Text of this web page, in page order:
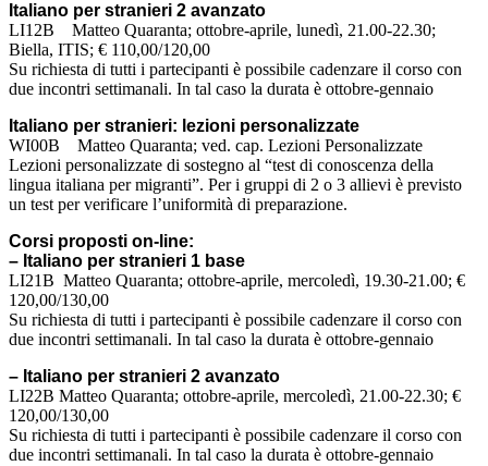
Italiano per stranieri 2 avanzato
LI12B Matteo Quaranta; ottobre-aprile, lunedì, 21.00-22.30;
Biella, ITIS; € 110,00/120,00
Su richiesta di tutti i partecipanti è possibile cadenzare il corso con
due incontri settimanali. In tal caso la durata è ottobre-gennaio
Italiano per stranieri: lezioni personalizzate
WI00B Matteo Quaranta; ved. cap. Lezioni Personalizzate
Lezioni personalizzate di sostegno al “test di conoscenza della
lingua italiana per migranti”. Per i gruppi di 2 o 3 allievi è previsto
un test per verificare l’uniformità di preparazione.
Corsi proposti on-line:
– Italiano per stranieri 1 base
LI21B Matteo Quaranta; ottobre-aprile, mercoledì, 19.30-21.00; €
120,00/130,00
Su richiesta di tutti i partecipanti è possibile cadenzare il corso con
due incontri settimanali. In tal caso la durata è ottobre-gennaio
– Italiano per stranieri 2 avanzato
LI22B Matteo Quaranta; ottobre-aprile, mercoledì, 21.00-22.30; €
120,00/130,00
Su richiesta di tutti i partecipanti è possibile cadenzare il corso con
due incontri settimanali. In tal caso la durata è ottobre-gennaio